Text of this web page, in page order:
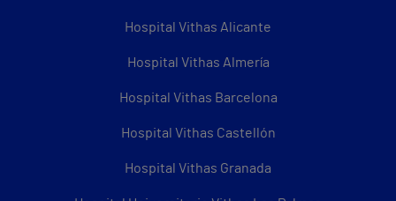
Hospital Vithas Alicante
Hospital Vithas Almería
Hospital Vithas Barcelona
Hospital Vithas Castellón
Hospital Vithas Granada